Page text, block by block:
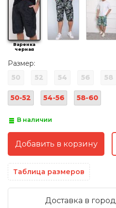
Варенка
черная
Размер:
50
52 54 56 58
50-52 54-56 58-60
В наличии
Таблица размеров
Доставка в город